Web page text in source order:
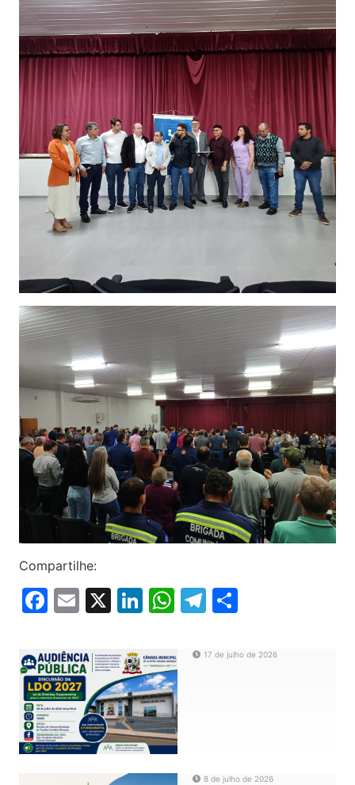
Compartilhe:
Facebook
Email
X LinkedIn
WhatsApp
Telegram
17 de julho de 2026
8 de julho de 2026